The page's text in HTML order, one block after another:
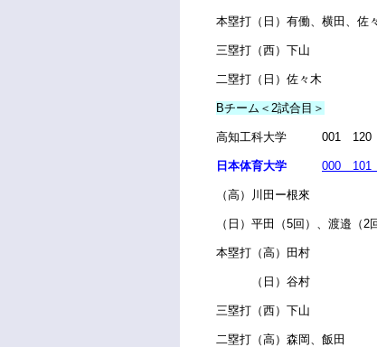
本塁打（日）有働、横田、佐
三塁打（西）下山
二塁打（日）佐々木
Bチーム＜2試合目＞
高知工科大学 001
日本体育大学 000
（高）川田ー根來
（ 日）平田（5回）、渡邉（2
本塁打（高）田村
（日）谷村
三塁打（西）下山
二塁打（高）森岡、飯田